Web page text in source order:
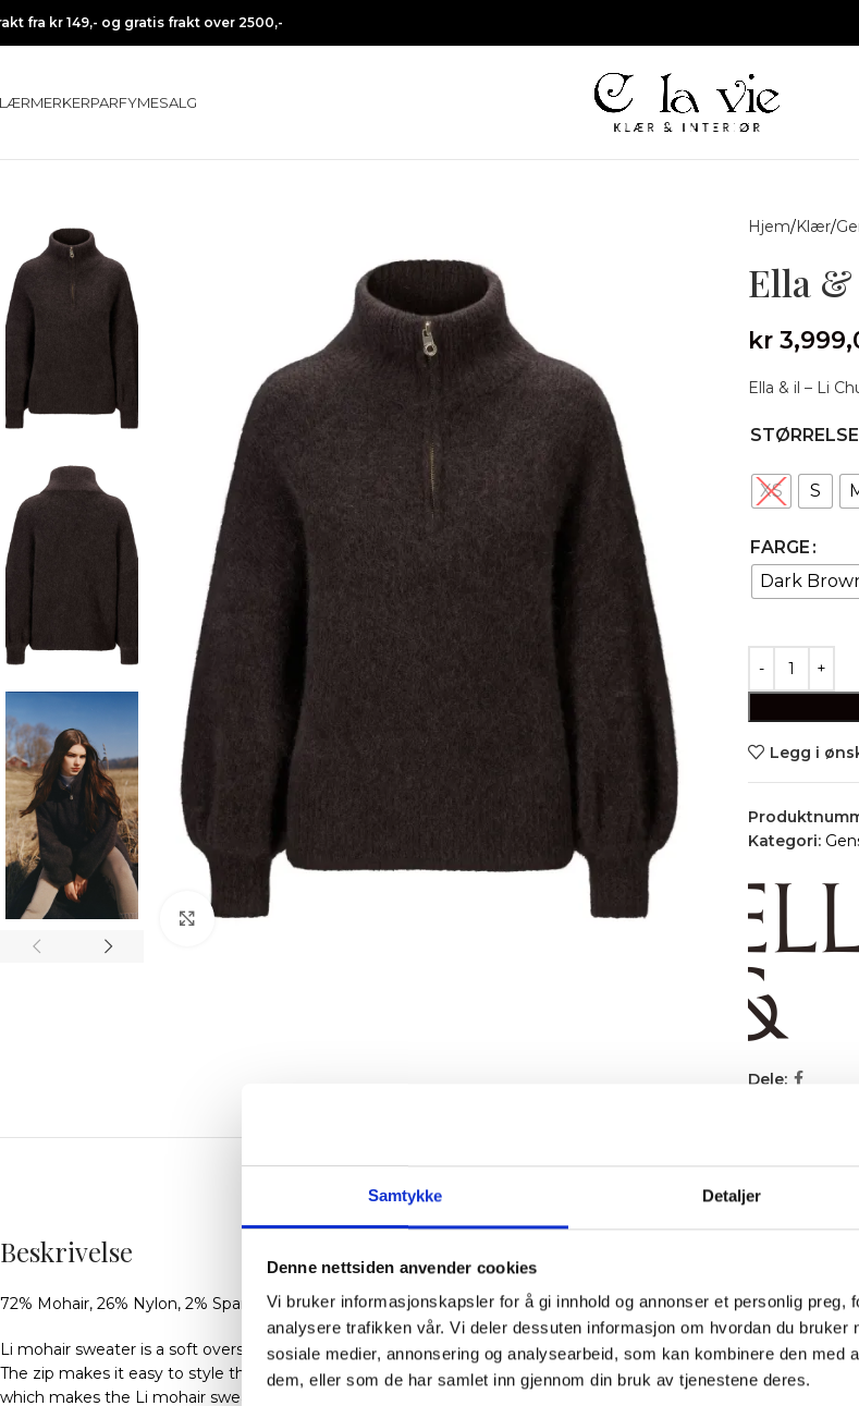
Samtykke Detaljer
Denne nettsiden anvender cookies
Vi bruker informasjonskapsler for å gi innhold og annonser et personlig preg,
analysere trafikken vår. Vi deler dessuten informasjon om hvordan du bruker
sosiale medier, annonsering og analysearbeid, som kan kombinere den med
dem, eller som de har samlet inn gjennom din bruk av tjenestene deres.
fra kr 149,- og gratis frakt over 2500,-
MERKERPARFYMESALG
Klikk for å forstørre
Hjem Klær
Ella &
kr
Ella & il – Li
STØRRELSE
XS S
FARGE
Dark
Legg i
Kategori:
Dele:
Beskrivelse
72% Mohair, 26% Nylon, 2% Spandex
Li mohair sweater is a soft oversized sweater with a half zip.
The zip makes it easy to style the sweater in different ways and achieve different expressions
which makes the Li mohair sweater very versatile.